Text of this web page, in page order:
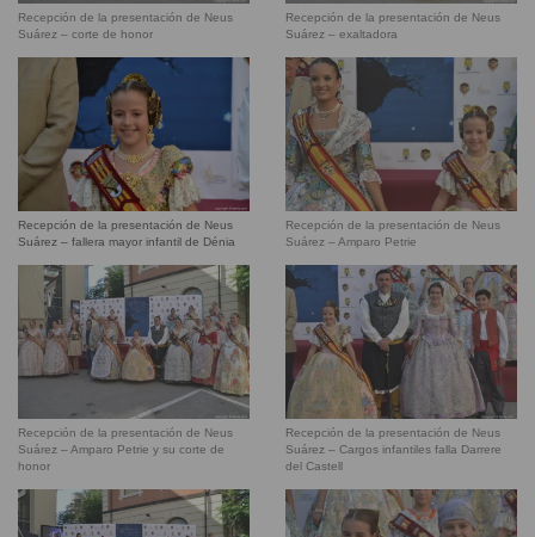
Recepción de la presentación de Neus
Suárez – corte de honor
Recepción de la presentación de Neus
Suárez – exaltadora
Recepción de la presentación de Neus
Suárez – fallera mayor infantil de Dénia
Recepción de la presentación de Neus
Suárez – Amparo Petrie
Recepción de la presentación de Neus
Suárez – Amparo Petrie y su corte de
honor
Recepción de la presentación de Neus
Suárez – Cargos infantiles falla Darrere
del Castell